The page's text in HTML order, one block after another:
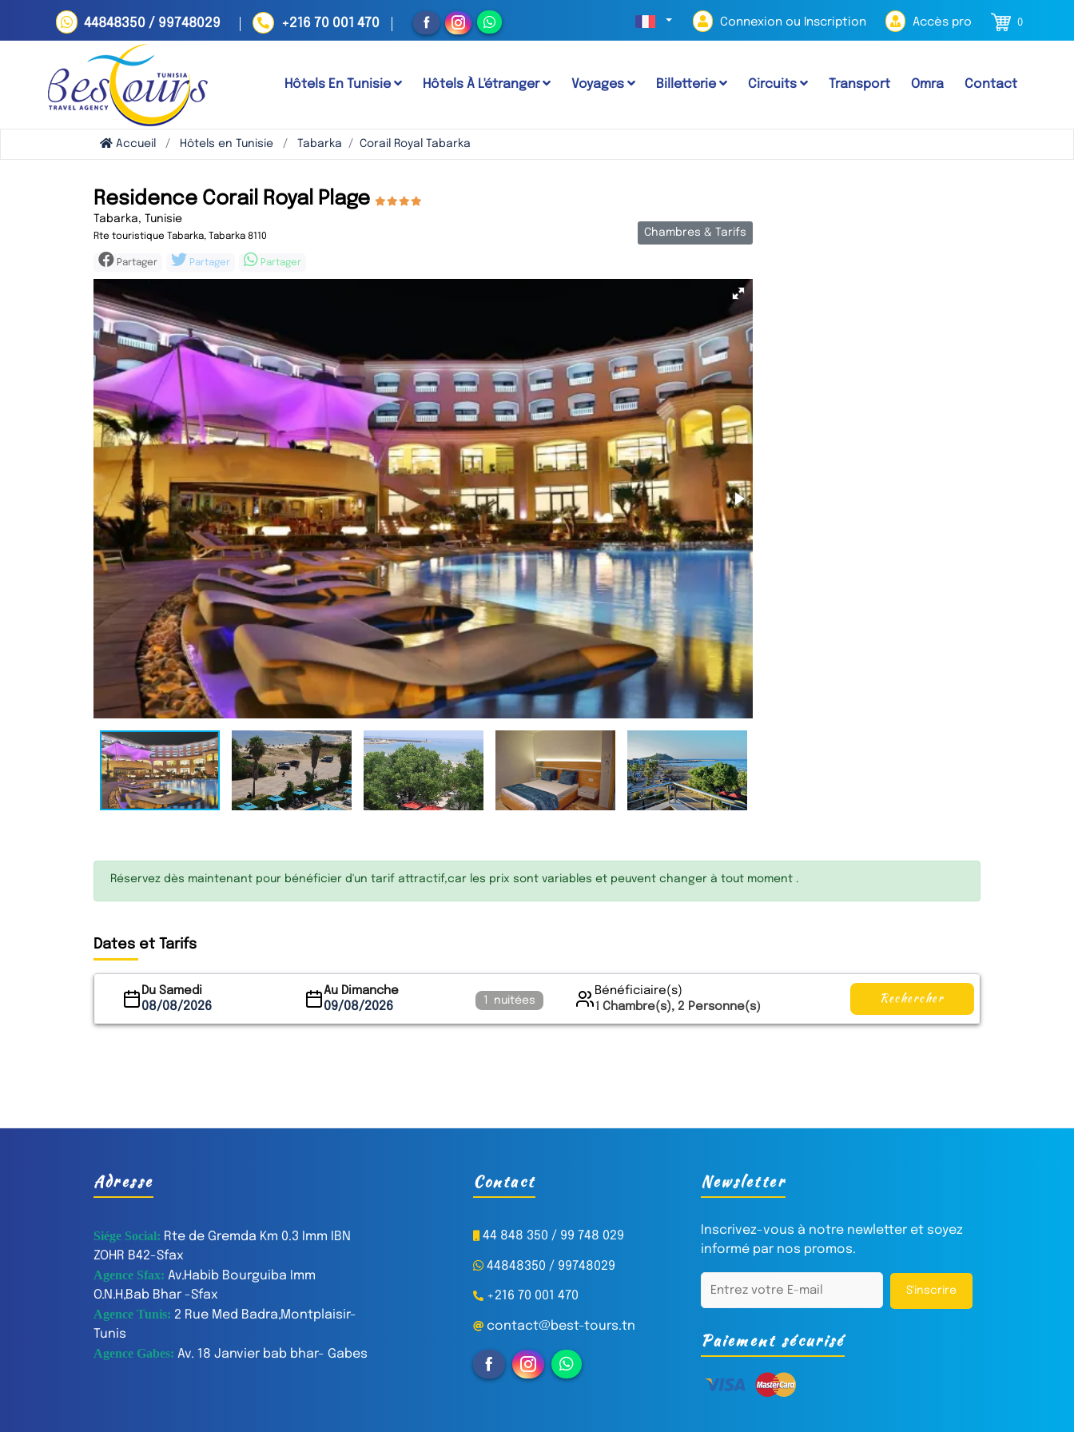
44848350 / 99748029 +216 70 001 470 Connexion ou Inscription Accès pro 0
Hôtels En Tunisie Hôtels À L'étranger Voyages Billetterie Circuits Transport Omra Contact
Accueil Hôtels en Tunisie Tabarka Corail Royal Tabarka
Residence Corail Royal Plage
Tabarka, Tunisie
Rte touristique Tabarka, Tabarka 8110
Partager Partager Partager
Chambres & Tarifs
Réservez dès maintenant pour bénéficier d'un tarif attractif,car les prix sont variables et peuvent changer à tout moment .
Dates et Tarifs
Du Samedi
08/08/2026
Au Dimanche
09/08/2026 1 nuitées
Bénéficiaire(s)
1 Chambre(s), 2 Personne(s)
Rechercher
Adresse
Siége Social: Rte de Gremda Km 0.3 Imm IBN
ZOHR B42-Sfax
Agence Sfax: Av.Habib Bourguiba Imm
O.N.H,Bab Bhar -Sfax
Agence Tunis: 2 Rue Med Badra,Montplaisir-
Tunis
Agence Gabes: Av. 18 Janvier bab bhar- Gabes
Contact
44 848 350 / 99 748 029
44848350 / 99748029
+216 70 001 470
contact@best-tours.tn
Newsletter
Inscrivez-vous à notre newletter et soyez
informé par nos promos.
S'inscrire
Paiement sécurisé